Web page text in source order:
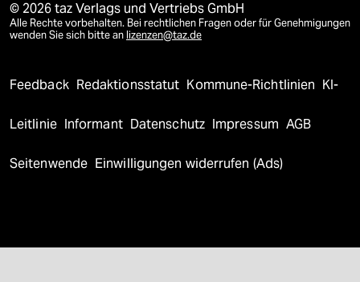
© 2026 taz Verlags und Vertriebs GmbH
Alle Rechte vorbehalten. Bei rechtlichen Fragen oder für Genehmigungen
wenden Sie sich bitte an lizenzen@taz.de
Feedback Redaktionsstatut Kommune-Richtlinien KI-
Leitlinie Informant Datenschutz Impressum AGB
Seitenwende Einwilligungen widerrufen (Ads)